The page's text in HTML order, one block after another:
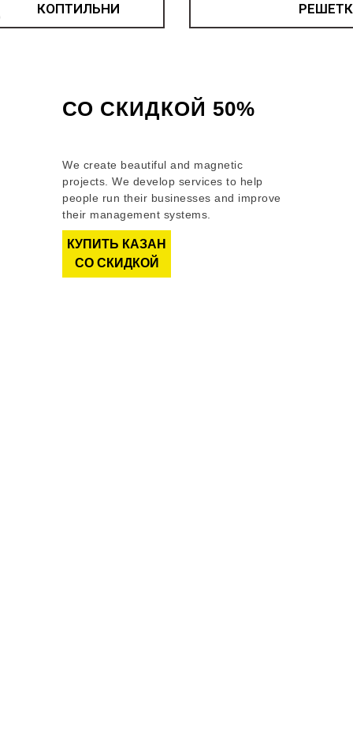
Как получить скидку?
КОПТИЛЬНИ
СО СКИДКОЙ 50%
We create beautiful and magnetic
projects. We develop services to help
people run their businesses and improve
their management systems.
КУПИТЬ КАЗАН
СО СКИДКОЙ